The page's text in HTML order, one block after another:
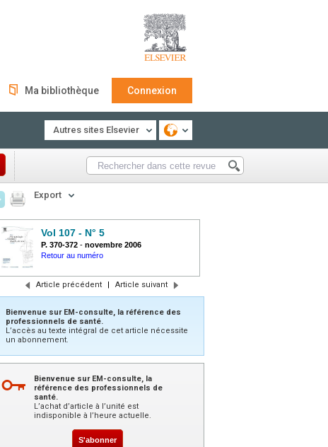
Ma bibliothèque Connexion
Autres sites Elsevier
Export
Vol 107 - N° 5
P. 370-372 - novembre 2006
Retour au numéro
Article précédent | Article suivant
Bienvenue sur EM-consulte, la référence des
professionnels de santé.
L’accès au texte intégral de cet article nécessite
un abonnement.
Bienvenue sur EM-consulte, la
référence des professionnels de
santé.
L’achat d’article à l’unité est
indisponible à l’heure actuelle.
S'abonner